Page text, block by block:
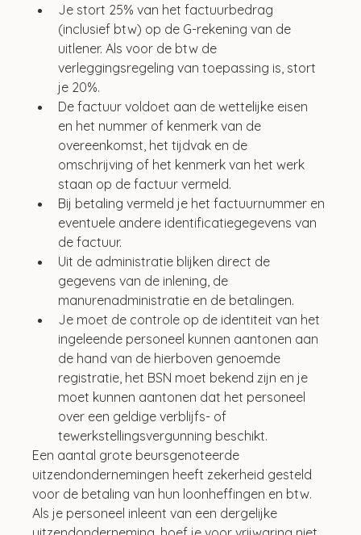
Je stort 25% van het factuurbedrag
(inclusief btw) op de G-rekening van de
uitlener. Als voor de btw de
verleggingsregeling van toepassing is, stort
je 20%.
De factuur voldoet aan de wettelijke eisen
en het nummer of kenmerk van de
overeenkomst, het tijdvak en de
omschrijving of het kenmerk van het werk
staan op de factuur vermeld.
Bij betaling vermeld je het factuurnummer en
eventuele andere identificatiegegevens van
de factuur.
Uit de administratie blijken direct de
gegevens van de inlening, de
manurenadministratie en de betalingen.
Je moet de controle op de identiteit van het
ingeleende personeel kunnen aantonen aan
de hand van de hierboven genoemde
registratie, het BSN moet bekend zijn en je
moet kunnen aantonen dat het personeel
over een geldige verblijfs- of
tewerkstellingsvergunning beschikt.
Een aantal grote beursgenoteerde
uitzendondernemingen heeft zekerheid gesteld
voor de betaling van hun loonheffingen en btw.
Als je personeel inleent van een dergelijke